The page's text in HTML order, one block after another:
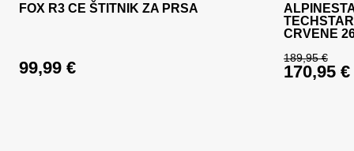
FOX R3 CE ŠTITNIK ZA PRSA
99,99 €
CRVENE
189,95€
Izvorna
170,95 €